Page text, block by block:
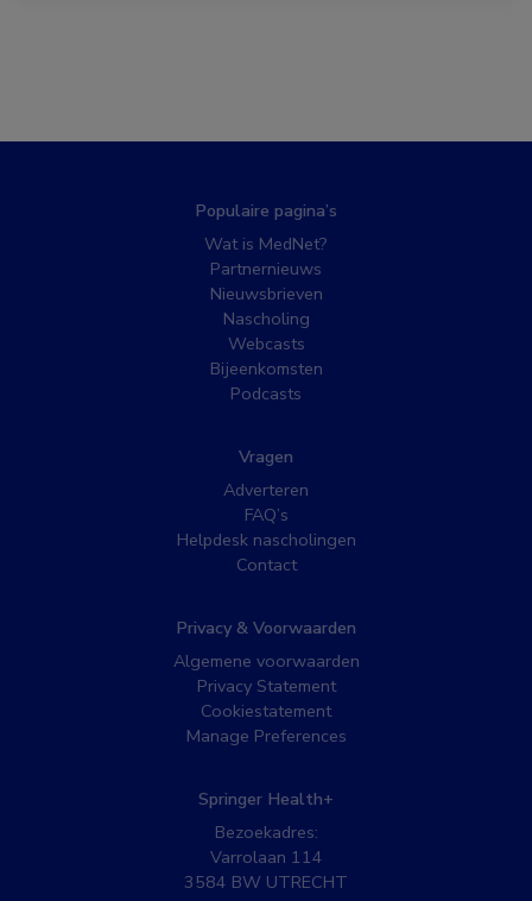
Populaire pagina’s
Wat is MedNet?
Partnernieuws
Nieuwsbrieven
Nascholing
Webcasts
Bijeenkomsten
Podcasts
Vragen
Adverteren
FAQ’s
Helpdesk nascholingen
Contact
Privacy & Voorwaarden
Algemene voorwaarden
Privacy Statement
Cookiestatement
Manage Preferences
Springer Health+
Bezoekadres:
Varrolaan 114
3584 BW UTRECHT